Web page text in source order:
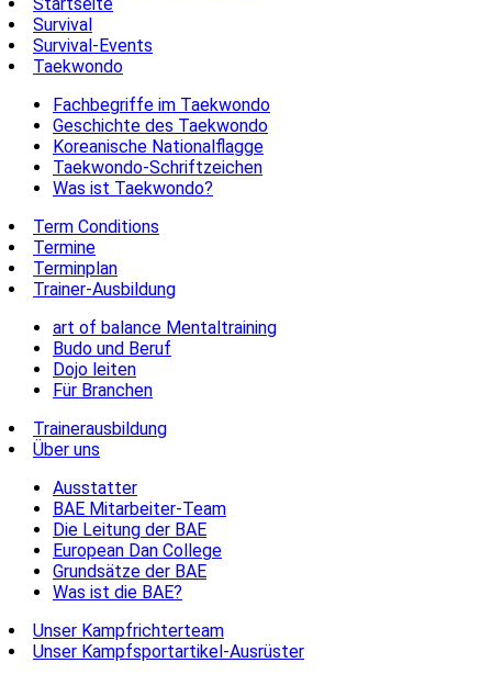
Survival
Survival-Events
Taekwondo
Fachbegriffe im Taekwondo
Geschichte des Taekwondo
Koreanische Nationalflagge
Taekwondo-Schriftzeichen
Was ist Taekwondo?
Term Conditions
Termine
Terminplan
Trainer-Ausbildung
art of balance Mentaltraining
Budo und Beruf
Dojo leiten
Für Branchen
Trainerausbildung
Über uns
Ausstatter
BAE Mitarbeiter-Team
Die Leitung der BAE
European Dan College
Grundsätze der BAE
Was ist die BAE?
Unser Kampfrichterteam
Unser Kampfsportartikel-Ausrüster